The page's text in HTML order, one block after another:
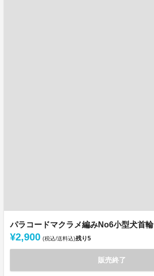
パラコードマクラメ編みNo6小型犬首輪
¥2,900 (税込/送料込)残り5
販売終了